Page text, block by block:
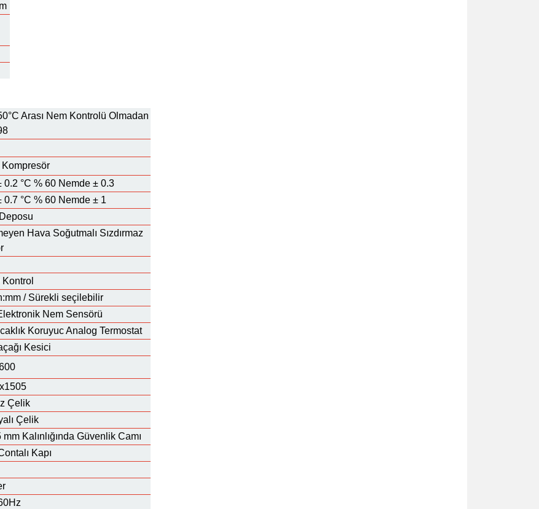
Arası Nem Kontrolü Olmadan
0.2 °C % 60 Nemde ± 0.3
0.7 °C % 60 Nemde ± 1
Hava Soğutmalı Sızdırmaz
/ Sürekli seçilebilir
Nem Sensörü
Koruyuc Analog Termostat
Kesici
Çelik
Çelik
Kalınlığında Güvenlik Camı
Kapı